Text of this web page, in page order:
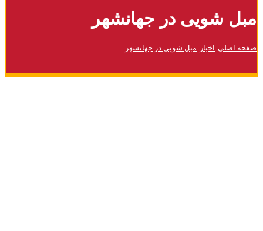
مبل شویی در جهانشهر
صفحه اصلی اخبار مبل شویی در جهانشهر